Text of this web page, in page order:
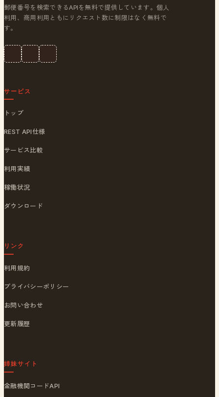
郵便番号を検索できるAPIを無料で提供しています。個人
利用、商用利用ともにリクエスト数に制限はなく無料で
す。
サービス
トップ
REST API仕様
サービス比較
利用実績
稼働状況
ダウンロード
リンク
利用規約
プライバシーポリシー
お問い合わせ
更新履歴
姉妹サイト
金融機関コードAPI